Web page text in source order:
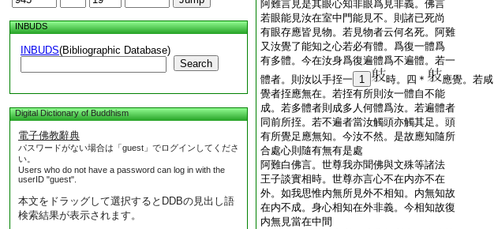
INBUDS
INBUDS(Bibliographic Database)
Search
Digital Dictionary of Buddhism
電子佛教辭典
パスワードがない場合は「guest」でログインしてくださ
い。
Users who do not have a password can log in with the
userID "guest".
本文をドラッグして選択するとDDBの見出し語
検索結果が表示されます。
阿難言見是其眼心知非眼爲見非義。佛言
若眼能見汝在室中門能見不。則諸已死尚
有眼存應皆見物。若見物者云何名死。阿難
又汝覺了能知之心若必有體。爲復一體爲
有多體。今在汝身爲復遍體爲不遍體。若一
體者。則汝以手挃一 1 時。四＊
應覺。若咸
覺者挃應無在。若挃有所則汝一體自不能
成。若多體者則成多人何體爲汝。若遍體者
同前所挃。若不遍者當汝觸頭亦觸其足。頭
有所覺足應無知。今汝不然。是故應知隨所
合處心則隨有無有是處
阿難白佛言。世尊我亦聞佛與文殊等諸法
王子談實相時。世尊亦言心不在内亦不在
外。如我思惟内無所見外不相知。内無知故
在内不成。身心相知在外非義。今相知故復
内無見當在中間